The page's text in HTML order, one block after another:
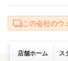
この会社のウ
店舗ホーム ス